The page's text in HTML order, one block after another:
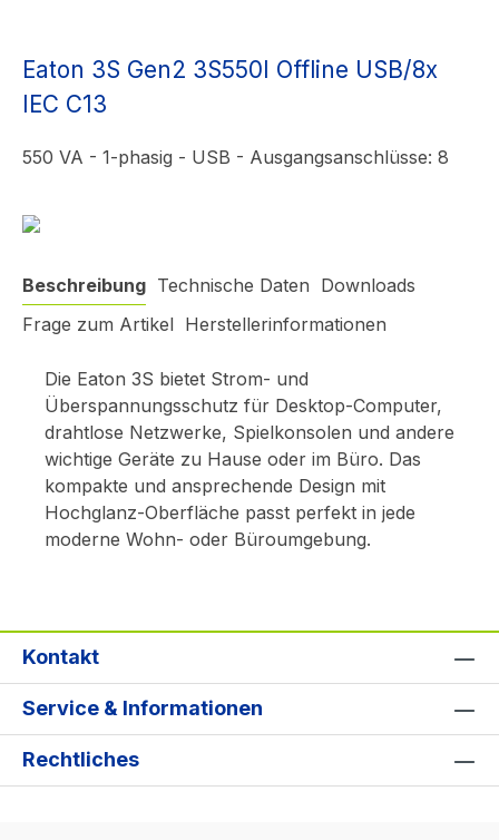
Eaton 3S Gen2 3S550I Offline USB/8x
IEC C13
550 VA - 1-phasig - USB - Ausgangsanschlüsse: 8
Beschreibung Technische Daten Downloads
Frage zum Artikel Herstellerinformationen
Die Eaton 3S bietet Strom- und
Überspannungsschutz für Desktop-Computer,
drahtlose Netzwerke, Spielkonsolen und andere
wichtige Geräte zu Hause oder im Büro. Das
kompakte und ansprechende Design mit
Hochglanz-Oberfläche passt perfekt in jede
moderne Wohn- oder Büroumgebung.
Kontakt
Service & Informationen
Rechtliches